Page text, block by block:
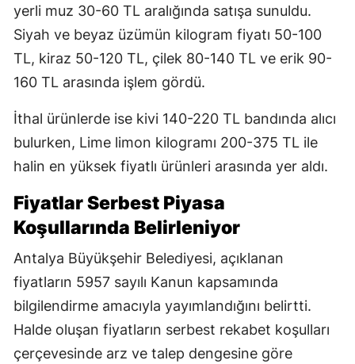
yerli muz 30-60 TL aralığında satışa sunuldu.
Siyah ve beyaz üzümün kilogram fiyatı 50-100
TL, kiraz 50-120 TL, çilek 80-140 TL ve erik 90-
160 TL arasında işlem gördü.
İthal ürünlerde ise kivi 140-220 TL bandında alıcı
bulurken, Lime limon kilogramı 200-375 TL ile
halin en yüksek fiyatlı ürünleri arasında yer aldı.
Fiyatlar Serbest Piyasa
Koşullarında Belirleniyor
Antalya Büyükşehir Belediyesi, açıklanan
fiyatların 5957 sayılı Kanun kapsamında
bilgilendirme amacıyla yayımlandığını belirtti.
Halde oluşan fiyatların serbest rekabet koşulları
çerçevesinde arz ve talep dengesine göre